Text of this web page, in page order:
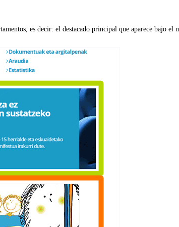
es decir: el destacado principal que aparece bajo